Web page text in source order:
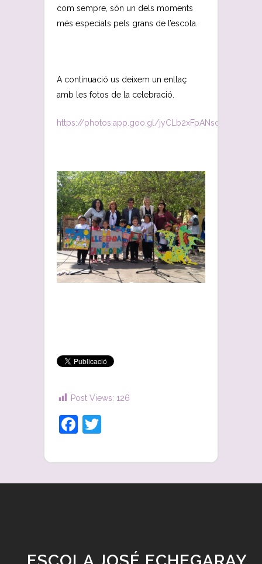
com sempre, són un dels moments
més especials pels grans de l’escola.
A continuació us deixem un enllaç
amb les fotos de la celebració.
https://photos.app.goo.gl/jyCLb2xFpANsoiSv6
Post Views: 126
Facebook